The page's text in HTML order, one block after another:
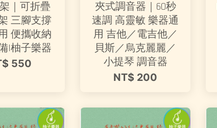
｜可折疊
三腳支撐
便攜收納
|柚子樂器
550
夾式調音器｜60秒
速調 高靈敏 樂器通
用 吉他／電吉他／
貝斯／烏克麗麗／
小提琴 調音器
NT$ 200